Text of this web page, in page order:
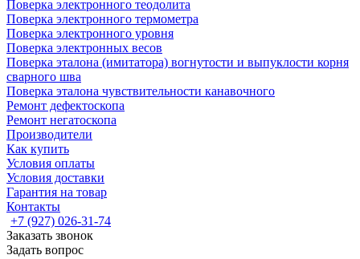
Поверка электронного теодолита
Поверка электронного термометра
Поверка электронного уровня
Поверка электронных весов
Поверка эталона (имитатора) вогнутости и выпуклости корня
сварного шва
Поверка эталона чувствительности канавочного
Ремонт дефектоскопа
Ремонт негатоскопа
Производители
Как купить
Условия оплаты
Условия доставки
Гарантия на товар
Контакты
+7 (927) 026-31-74
Заказать звонок
Задать вопрос